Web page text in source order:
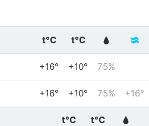
t°C t°C
+16° +10° 75%
+16° +10° 75% +16°
t°C t°C